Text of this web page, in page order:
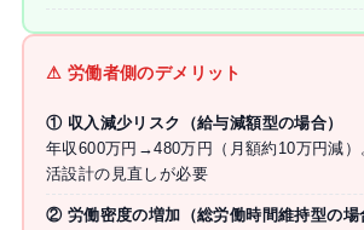
⚠ 労働者側のデメリット
① 収入減少リスク（給与減額型の場合）
年収600万円→480万円（月額約10万円減）
活設計の見直しが必要
② 労働密度の増加（総労働時間維持型の場